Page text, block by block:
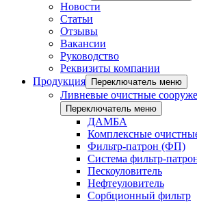
Новости
Статьи
Отзывы
Вакансии
Руководство
Реквизиты компании
Продукция
Переключатель меню
Ливневые очистные
Переключатель меню
ДАМБА
Комплексные
Фильтр-патрон (ФП)
Система фильтр-
Пескоуловитель
Нефтеуловитель
Сорбционный фильтр